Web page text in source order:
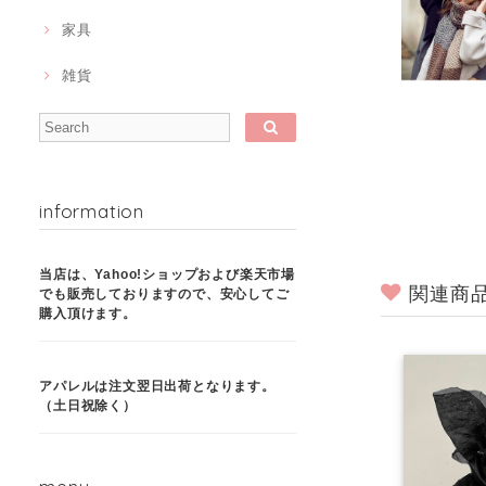
家具
雑貨
information
当店は、Yahoo!ショップおよび楽天市場
でも販売しておりますので、安心してご
購入頂けます。
アパレルは注文翌日出荷となります。
（土日祝除く）
関連商